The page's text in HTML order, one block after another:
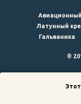
Латунный
Гальваника
©